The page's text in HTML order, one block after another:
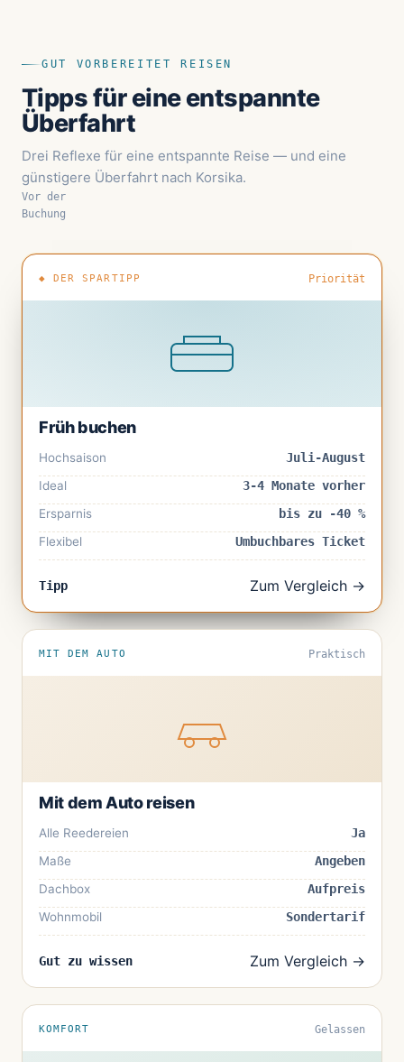
GUT VORBEREITET REISEN
Tipps für eine entspannte
Überfahrt
Drei Reflexe für eine entspannte Reise — und eine
günstigere Überfahrt nach Korsika.
Vor der
Buchung
◆ DER SPARTIPP Priorität
Früh buchen
Hochsaison
Juli-August
Ideal
3-4 Monate vorher
Ersparnis
bis zu -40 %
Flexibel
Umbuchbares Ticket
Tipp Zum Vergleich →
MIT DEM AUTO Praktisch
Mit dem Auto reisen
Alle Reedereien
Ja
Maße
Angeben
Dachbox
Aufpreis
Wohnmobil
Sondertarif
Gut zu wissen Zum Vergleich →
KOMFORT Gelassen